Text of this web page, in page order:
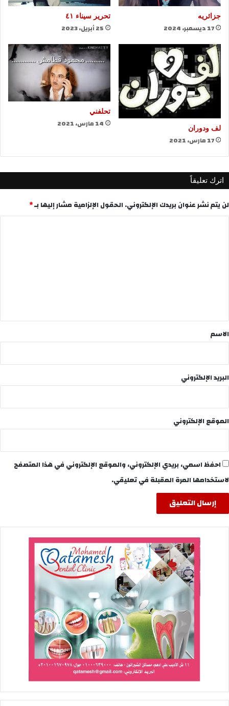
جزائريه
17 ديسمبر، 2024
تحرير سيناء ٤١
25 أبريل، 2023
لف ودوران
17 مارس، 2021
تحلفني
14 مارس، 2021
اترك تعليقاً
لن يتم نشر عنوان بريدك الإلكتروني. الحقول الإلزامية مشار إليها بـ*
*
الاسم
البريد الإلكتروني
الموقع الإلكتروني
احفظ اسمي، بريدي الإلكتروني، والموقع الإلكتروني في هذا المتصفح
لاستخدامها المرة المقبلة في تعليقي.